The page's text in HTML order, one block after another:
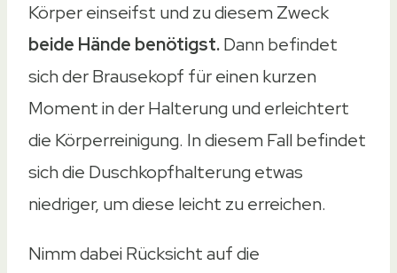
Körper einseifst und zu diesem Zweck
beide Hände benötigst.Dann befindet
sich der Brausekopf für einen kurzen
Moment in der Halterung und erleichtert
die Körperreinigung. In diesem Fall befindet
sich die Duschkopfhalterung etwas
niedriger, um diese leicht zu erreichen.
Nimm dabei Rücksicht auf die